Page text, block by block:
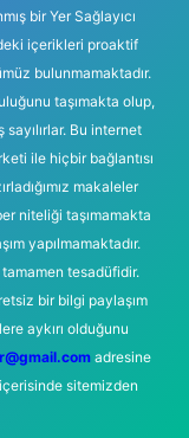
bir Yer Sağlayıcı
içerikleri proaktif
bulunmamaktadır.
taşımakta olup,
Bu internet
ile hiçbir bağlantısı
makaleler
niteliği taşımamakta
yapılmamaktadır.
tesadüfidir.
bir bilgi paylaşım
aykırı olduğunu
adresine
sitemizden